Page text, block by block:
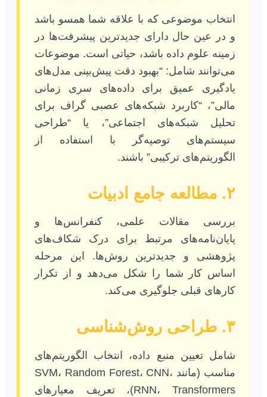
انتخاب موضوعی که با علاقه شما همسو باشد
و در عین حال دارای جدیدترین پیشرفت‌ها در
زمینه علوم داده باشد، حیاتی است. موضوعات
می‌توانند شامل: “بهبود دقت پیش‌بینی مدل‌های
یادگیری عمیق برای داده‌های سری زمانی
مالی”، “کاربرد شبکه‌های عصبی گراف برای
تحلیل شبکه‌های اجتماعی”، یا “طراحی
سیستم‌های توصیه‌گر با استفاده از
الگوریتم‌های ترکیبی” باشند.
۲. مطالعه جامع ادبیات
بررسی مقالات علمی، کنفرانس‌ها و
پایان‌نامه‌های مرتبط برای درک شکاف‌های
پژوهشی و جدیدترین روش‌ها. این مرحله
اساس کار شما را شکل می‌دهد و از تکرار
کارهای قبلی جلوگیری می‌کند.
۳. طراحی روش‌شناسی
شامل تعیین منبع داده، انتخاب الگوریتم‌های
مناسب (مانند SVM، Random Forest، CNN،
RNN، Transformers)، تعریف معیارهای